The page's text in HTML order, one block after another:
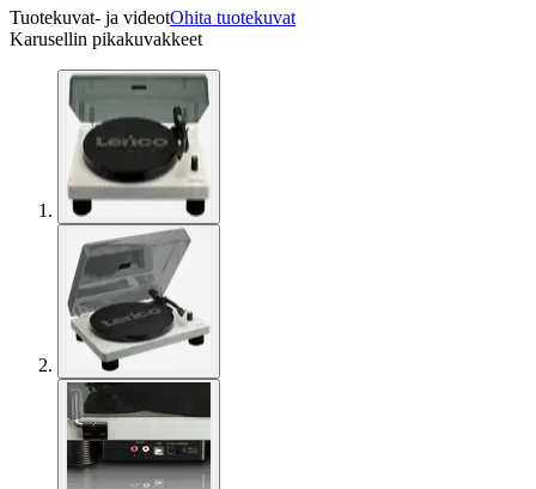
Tuotekuvat- ja videotOhita tuotekuvat
Karusellin pikakuvakkeet